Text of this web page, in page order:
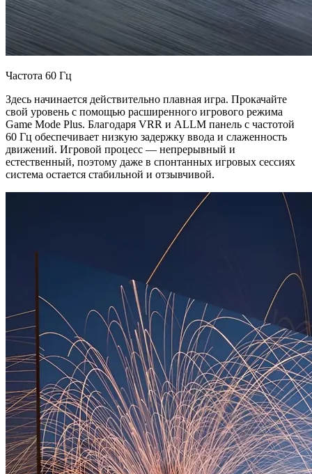
Частота 60 Гц
Здесь начинается действительно плавная игра. Прокачайте
свой уровень с помощью расширенного игрового режима
Game Mode Plus. Благодаря VRR и ALLM панель с частотой
60 Гц обеспечивает низкую задержку ввода и слаженность
движений. Игровой процесс — непрерывный и
естественный, поэтому даже в спонтанных игровых сессиях
система остается стабильной и отзывчивой.